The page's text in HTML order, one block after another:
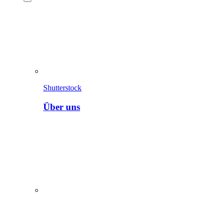
Shutterstock
Über uns